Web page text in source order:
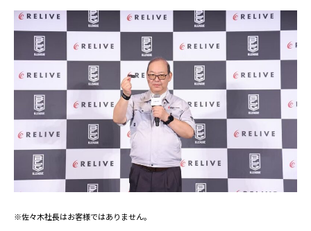
※佐々木社長はお客様ではありません。